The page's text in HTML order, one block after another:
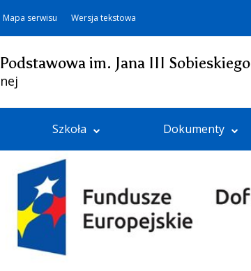
Mapa serwisu Wersja tekstowa
Podstawowa im. Jana III Sobieskiego
Szkoła Dokumenty